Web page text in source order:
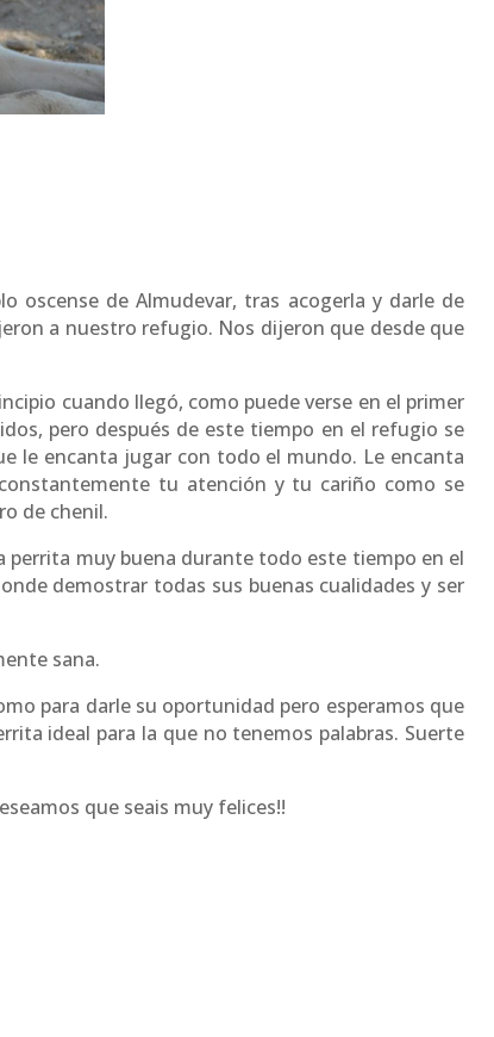
oscense de Almudevar, tras acogerla y darle de
a nuestro refugio. Nos dijeron que desde que
cuando llegó, como puede verse en el primer
pero después de este tiempo en el refugio se
le encanta jugar con todo el mundo. Le encanta
tu atención y tu cariño como se
de chenil.
perrita muy buena durante todo este tiempo en el
demostrar todas sus buenas cualidades y ser
sana.
para darle su oportunidad pero esperamos que
ideal para la que no tenemos palabras. Suerte
que seais muy felices!!